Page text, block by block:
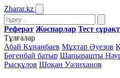
Zharar.kz
Реферат Жоспарлар Тест
Тұлғалар
Абай Құнанбаев Мұхтар Әуезов
Бөгенбай батыр Шапырашты
Рысқұлов Шоқан Уәлиханов